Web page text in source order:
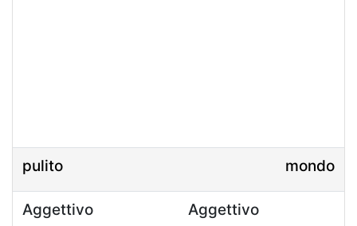
pulito mondo
Aggettivo Aggettivo